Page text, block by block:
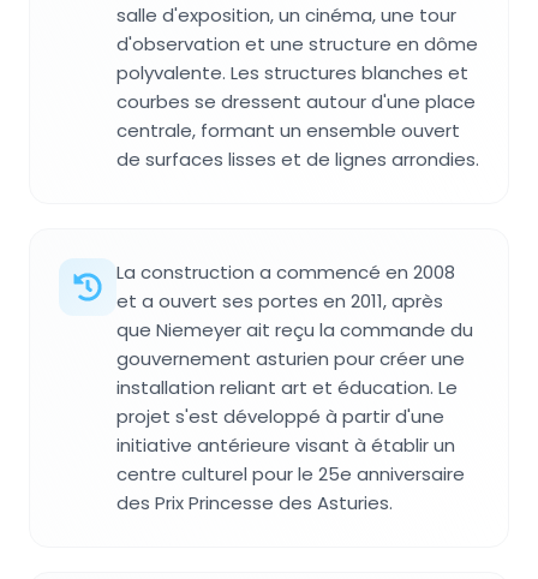
salle d'exposition, un cinéma, une tour
d'observation et une structure en dôme
polyvalente. Les structures blanches et
courbes se dressent autour d'une place
centrale, formant un ensemble ouvert
de surfaces lisses et de lignes arrondies.
La construction a commencé en 2008
et a ouvert ses portes en 2011, après
que Niemeyer ait reçu la commande du
gouvernement asturien pour créer une
installation reliant art et éducation. Le
projet s'est développé à partir d'une
initiative antérieure visant à établir un
centre culturel pour le 25e anniversaire
des Prix Princesse des Asturies.